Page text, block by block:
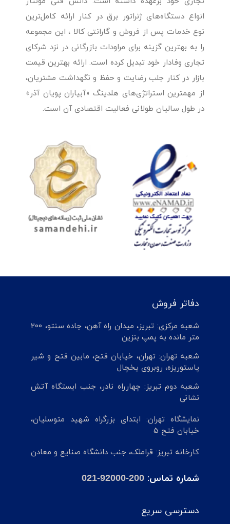
انواع دستگاه‌های ژنراتور برق در کنار ارائه کامل‌ترین
نوع خدمات پس از فروش و گارانتی کالا ، این مجموعه
را به بهترین گزینه برای مراودات بازرگانی در نزد شرکای
تجاری وفادار خود تبدیل کرده است. ارائه بهترین قیمت
بازار در کنار جلب رضایت و حفظ و نگهداشت مشتریان،
از مهمترین استراتژی‌های هلدینگ «آبیاران پویان آذر»
در طول سالیان طولانی فعالیت اقتصادی آن است.
دفاتر فروش
شعبه مرکزی: تبریز، میدان راه آهن، جاده سنتو، 200
متر مانده به پمپ بنزین
شعبه تهران: تهران، خیابان فتح، مابین فتح و شیر
پاستوریزه، روبروی یخچال
شعبه دوم تبریز: چهارراه نادر، جنب ایستگاه آتش
نشانی
نمایشگاه تهران: ابتدای بزرگراه شهید متوسلیان،
خیابان فتح 5
کارخانه تبریز: قراملک، جنب دانشگاه صنایع و معادن
شماره تماس: 021-92000-200
دسترسی سریع